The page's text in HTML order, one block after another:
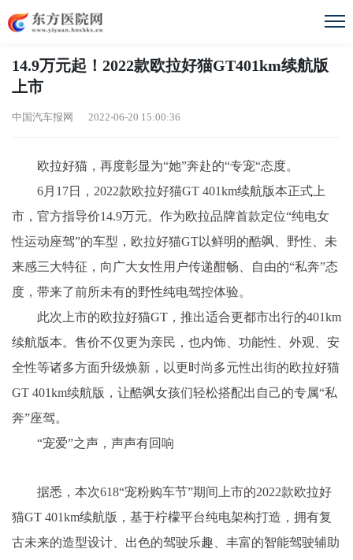
14.9万元起！2022款欧拉好猫GT401km续航版
上市
中国汽车报网 2022-06-20 15:00:36
欧拉好猫，再度彰显为“她”奔赴的“专宠“态度。
6月17日，2022款欧拉好猫GT 401km续航版本正式上
市，官方指导价14.9万元。作为欧拉品牌首款定位“纯电女
性运动座驾”的车型，欧拉好猫GT以鲜明的酷飒、野性 、未
来感三大特征，向广大女性用户传递酣畅、自由的“私奔”态
度，带来了前所未有的野性纯电驾控体验。
此次上市的欧拉好猫GT，推出适合更都市出行的401km
续航版本。售价不仅更为亲民，也内饰、功能性 、外观、安
全性等诸多方面升级焕新，以更时尚多元性出街的欧拉好猫
GT 401km续航版，让酷飒女孩们轻松搭配出自己的专属“私
奔”座驾。
“宠爱”之声，声声有回响
据悉，本次618“宠粉购车节”期间上市的2022款欧拉好
猫GT 401km续航版，基于柠檬平台纯电架构打造，拥有复
古未来的造型设计、出色的驾驶乐趣、丰富的智能驾驶辅助